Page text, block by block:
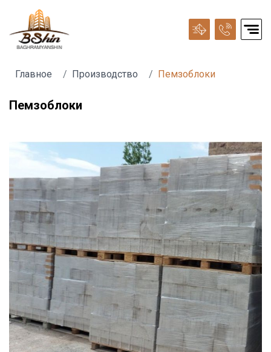
Главное Производство Пемзоблоки
Пемзоблоки